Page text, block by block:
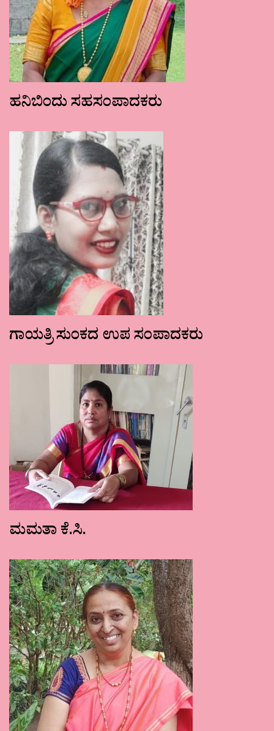
ಹನಿಬಿಂದು ಸಹಸಂಪಾದಕರು
ಗಾಯತ್ರಿ ಸುಂಕದ ಉಪ ಸಂಪಾದಕರು
ಮಮತಾ ಕೆ.ಸಿ.